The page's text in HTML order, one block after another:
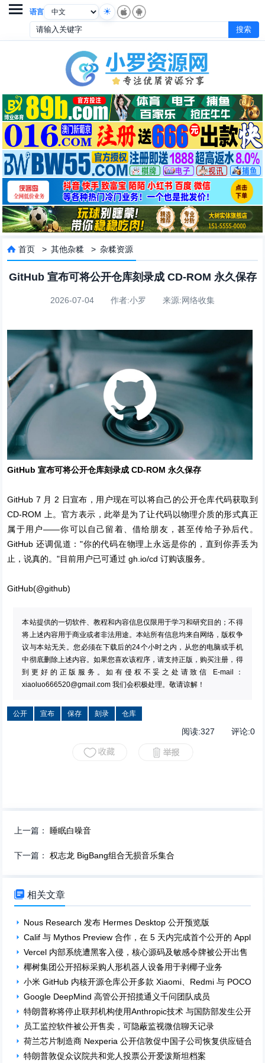
语言

 首页 >其他杂糅 >杂糅资源
GitHub 宣布可将公开仓库刻录成 CD-ROM 永久保存
2026-07-04 作者:小罗 来源:网络收集
GitHub 宣布可将公开仓库刻录成 CD-ROM 永久保存
GitHub 7 月 2 日宣布，用户现在可以将自己的公开仓库代码获取到
CD-ROM 上。官方表示，此举是为了让代码以物理介质的形式真正
属于用户——你可以自己留着、借给朋友，甚至传给子孙后代。
GitHub 还调侃道："你的代码在物理上永远是你的，直到你弄丢为
止，说真的。"目前用户已可通过 gh.io/cd 订购该服务。
GitHub(@github)
本站提供的一切软件、教程和内容信息仅限用于学习和研究目的；不得
将上述内容用于商业或者非法用途。本站所有信息均来自网络，版权争
议与本站无关。您必须在下载后的24个小时之内，从您的电脑或手机
中彻底删除上述内容。如果您喜欢该程序，请支持正版，购买注册，得
到更好的正版服务。如有侵权不妥之处请致信 E-mail：
xiaoluo666520@gmail.com 我们会积极处理。敬请谅解！
公开 宣布 保存 刻录 仓库
阅读:327 评论:0
上一篇： 睡眠白噪音
下一篇：权志龙 BigBang组合无损音乐集合
 相关文章
Nous Research 发布 Hermes Desktop 公开预览版
Calif 与 Mythos Preview 合作，在 5 天内完成首个公开的 Apple
Vercel 内部系统遭黑客入侵，核心源码及敏感令牌被公开出售
椰树集团公开招标采购人形机器人设备用于剥椰子业务
小米 GitHub 内核开源仓库公开多款 Xiaomi、Redmi 与 POCO 机
Google DeepMind 高管公开招揽通义千问团队成员
特朗普称将停止联邦机构使用Anthropic技术 与国防部发生公开冲
员工监控软件被公开售卖，可隐蔽监视微信聊天记录
荷兰芯片制造商 Nexperia 公开信敦促中国子公司恢复供应链合作
特朗普敦促众议院共和党人投票公开爱泼斯坦档案